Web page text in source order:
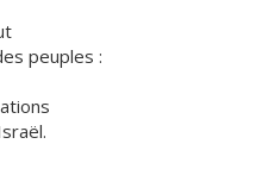
peuples :